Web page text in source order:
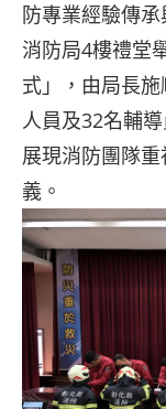
防專業經驗傳
消防局4樓禮堂
式」，由局長
人員及32名輔
展現消防團隊
義。